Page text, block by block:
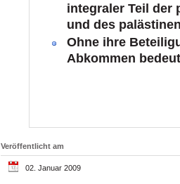
integraler Teil der
und des
Ohne ihre
Abkommen
Veröffentlicht am
02. Januar 2009